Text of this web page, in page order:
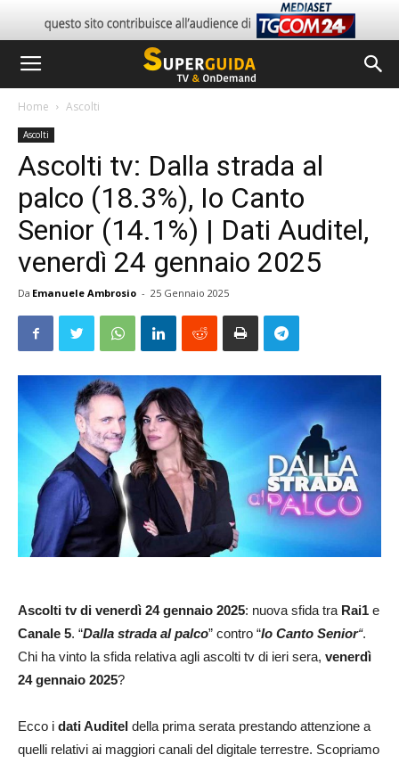
Home Ascolti
Ascolti
Ascolti tv: Dalla strada al
palco (18.3%), Io Canto
Senior (14.1%) | Dati Auditel,
venerdì 24 gennaio 2025
Da Emanuele Ambrosio - 25 Gennaio 2025
Ascolti tv di venerdì 24 gennaio 2025: nuova sfida tra Rai1 e
Canale 5. “Dalla strada al palco” contro “Io Canto Senior“.
Chi ha vinto la sfida relativa agli ascolti tv di ieri sera, venerdì
24 gennaio 2025?
Ecco i dati Auditel della prima serata prestando attenzione a
quelli relativi ai maggiori canali del digitale terrestre. Scopriamo